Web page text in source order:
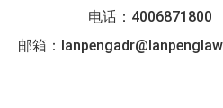
电话：4006871800
邮箱：